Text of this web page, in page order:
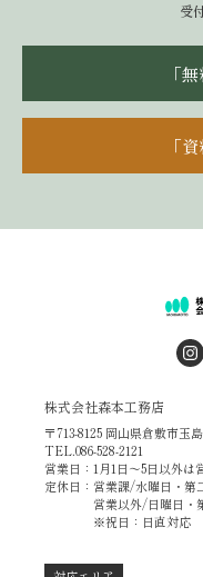
受
「
「
株式会社森本工務店
〒713-8125 岡山県倉敷市玉
TEL.086-528-2121
営業日：1月1日～5日以外は
定休日：営業課/水曜日・第
営業以外/日曜日・
※祝日：日直対応